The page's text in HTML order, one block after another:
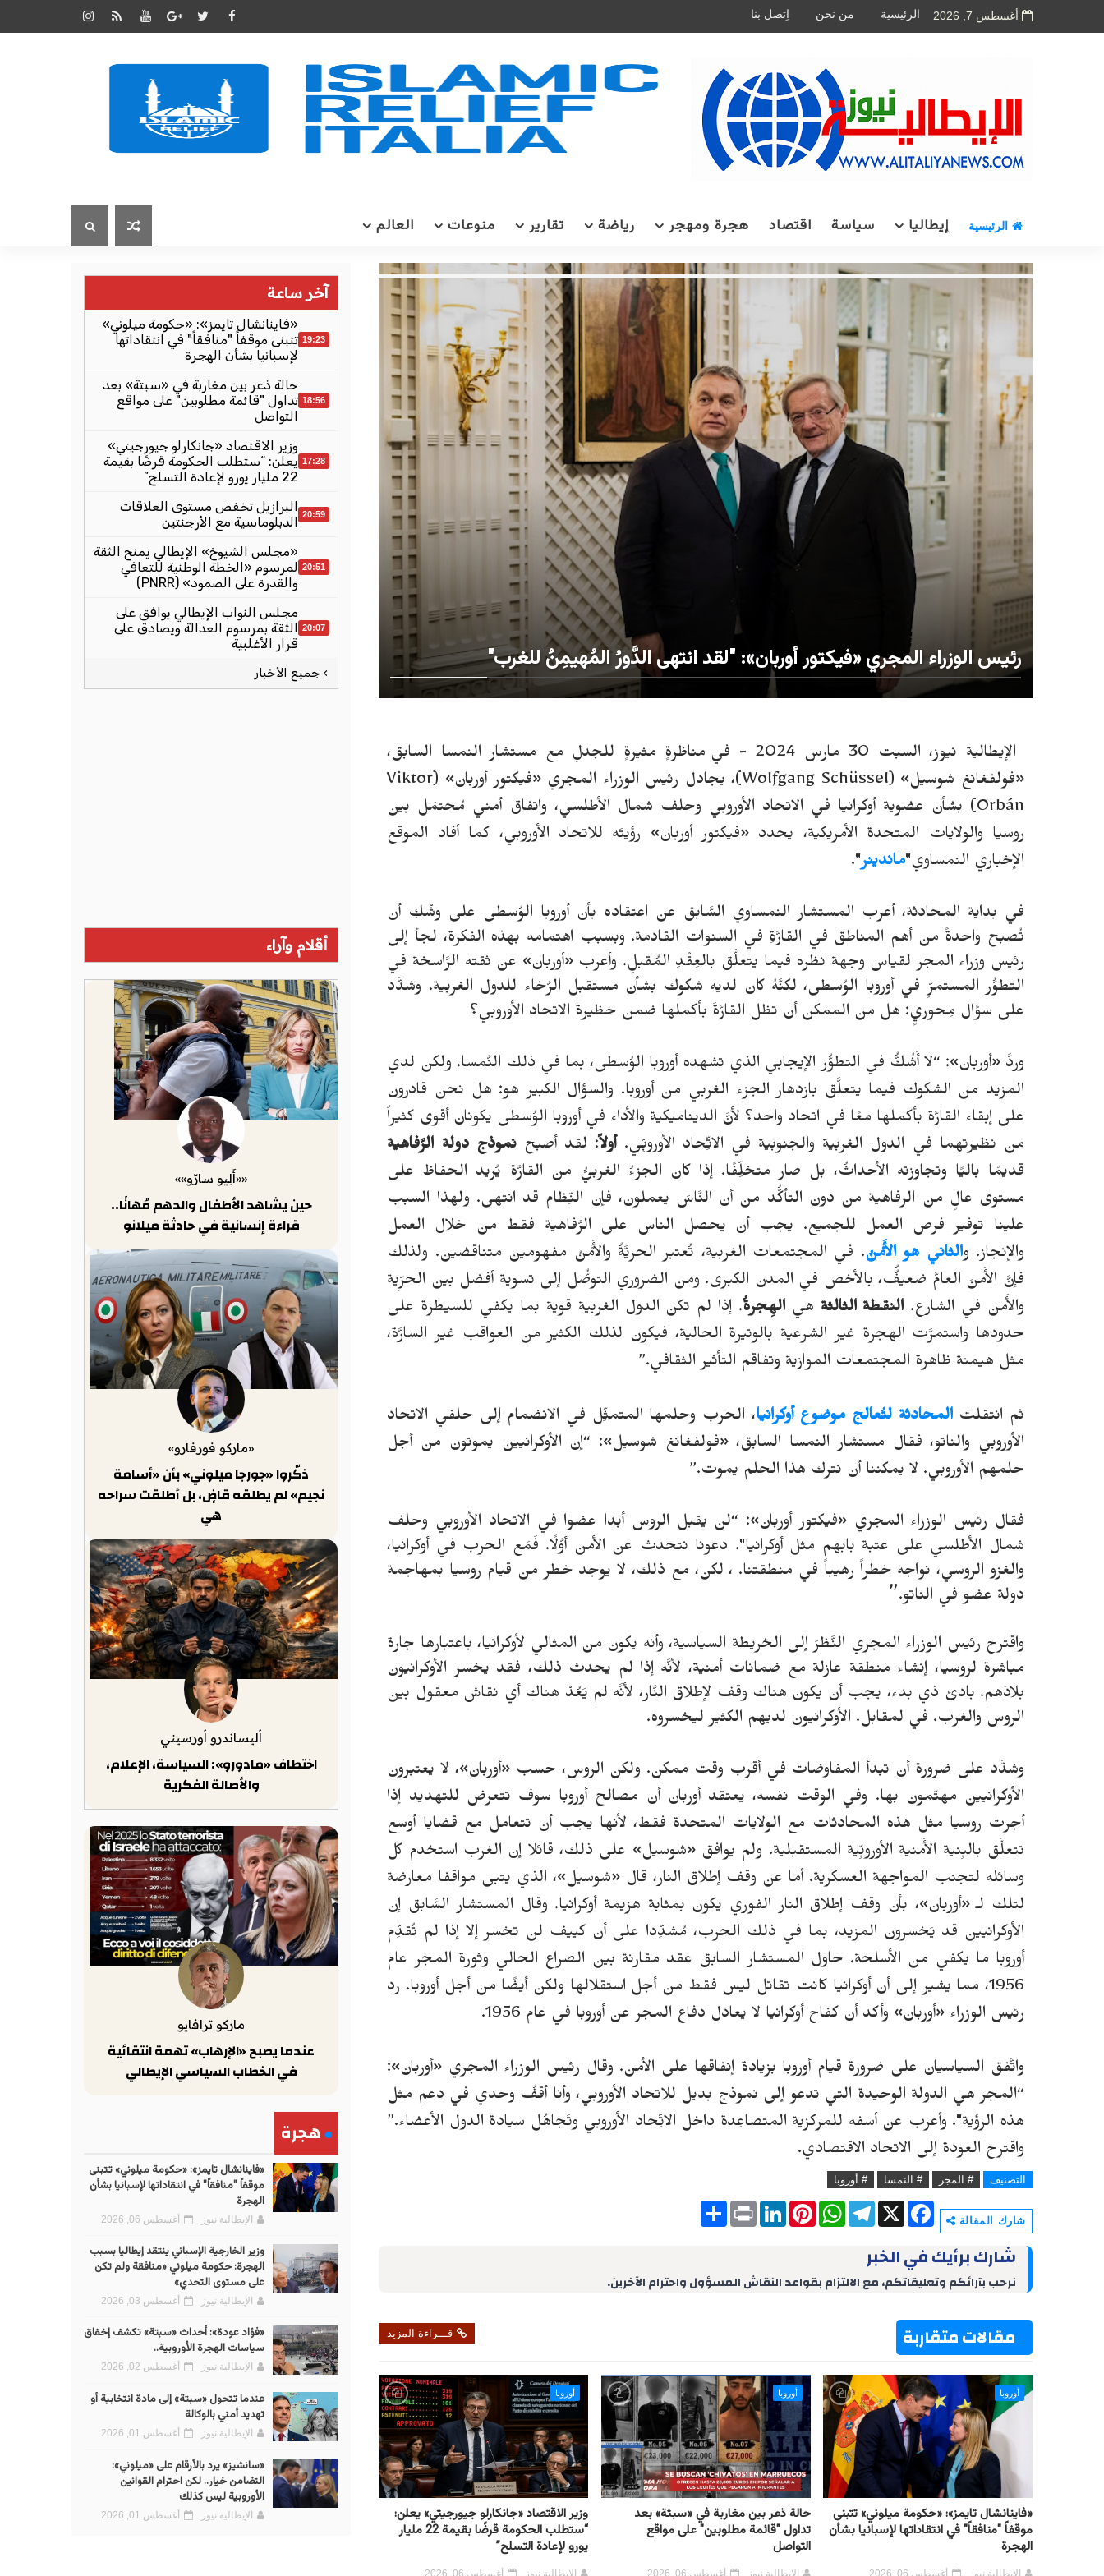
أغسطس 7, 2026 الرئيسية من نحن اِتصل بنا
الرئيسية إيطاليا سياسة اقتصاد هجرة ومهجر رياضة تقارير منوعات العالم
رئيس الوزراء المجري «فيكتور أوربان»: "لقد انتهى الدَّورُ المُهيمِنُ للغرب"
الإيطالية نيوز، السبت 30 مارس 2024 -
في مناظرةٍ مثيرةٍ للجدلِ مع مستشار النمسا السابق،
«فولفغانغ شوسيل» (Wolfgang Schüssel)، يجادل رئيس الوزراء المجري «فيكتور أوربان» (Viktor
Orbán) بشأن عضوية أوكرانيا في الاتحاد الأوروبي وحلف شمال الأطلسي، واتفاق أمني مُحتمَل بين
روسيا والولايات المتحدة الأمريكية، يحدد «فيكتور أوربان» رؤيتَه للاتحاد الأوروبي، كما أفاد الموقع
الإخباري النمساوي"ماندينر".
في بداية المحادثة، أعرب المستشار النمساوي السَّابق عن اعتقاده بأن أوروبا الوُسطى على وشْكِ أن
تُصبح واحدةً من أهم المناطق في القارَّةِ في السنوات القادمة. وبسبب اهتمامه بهذه الفكرة، لجأ إلى
رئيس وزراء المجر لقياس وجهة نظره فيما يتعلَّق بالعِقْدِ المُقبلِ. وأعرب «أوربان» عن ثقته الرَّاسخة في
التطوُّر المستمرِّ في أوروبا الوُسطى، لكنَّهُ كان لديه شكوك بشأن مستقبل الرَّخاء للدول الغربية. وشدَّد
على سؤال مِحوريٍ: هل من الممكن أن تظل القارَّةَ بأكملها ضمن حظيرة الاتحاد الأوروبي؟
وردَّ «أوربان»: “لا أَشُكُّ في التطوُّر الإيجابي الذي تشهده أوروبا الوُسطى، بما في ذلك النَّمسا. ولكن لدي
المزيد من الشكوك فيما يتعلَّق بازدهار الجزء الغربي من أوروبا. والسؤال الكبير هو: هل نحن قادرون
على إبقاء القارَّة بأكملها معًا في اتحاد واحد؟ لأنَّ الديناميكية والأداء في أوروبا الوُسطى يكونان أقوى كثيراً
من نظيرتهما في الدول الغربية والجنوبية في الاتِّحاد الأوروبِّي. أولاً: لقد أصبحنموذج دولة الرَّفاهية
قديمًا باليًا وتجاوزته الأحداثُ، بل صار متخلِّفًا. إذا كان الجزءُ الغربيُّ من القارَّة يُريد الحفاظ على
مستوى عالٍ من الرفاهية من دون التأكُّد من أن النَّاسَ يعملون، فإن النِّظام قد انتهى. ولهذا السبب
علينا توفير فرص العمل للجميع. يجب أن يحصل الناس على الرَّفاهية فقط من خلال العمل
والإنجاز. والثاني هوالأَمْنُ. في المجتمعات الغربية، تُعتبر الحريَّةُ والأَمْنُ مفهومين متناقضين. ولذلك
فإنَّ الأَمنَ العامَّ ضعيفُُ، بالأخص في المدن الكبرى. ومن الضروري التوصُّل إلى تسوية أفضل بين الحرِّية
والأَمن في الشارع. النقطة الثالثة هي الهِجرةُ. إذا لم تكن الدول الغربية قوية بما يكفي للسيطرة على
حدودها واستمرَّت الهجرة غير الشرعية بالوتيرة الحالية، فيكون لذلك الكثير من العواقب غير السارَّة،
مثل هيمنة ظاهرة المجتمعات الموازية وتفاقم التأثير الثقافي.”
ثم انتقلتالمحادثة لتُعالج موضوع أوكرانيا، الحرب وحلمها المتمثِّل في الانضمام إلى حلفي الاتحاد
الأوروبي والناتو، فقال مستشار النمسا السابق، «فولفغانغ شوسيل»: “إن الأوكرانيين يموتون من أجل
حلمهم الأوروبي. لا يمكننا أن نترك هذا الحلم يموت.”
فقال رئيس الوزراء المجري «فيكتور أوربان»: “لن يقبل الروس أبدا عضوا في الاتحاد الأوروبي وحلف
شمال الأطلسي على عتبة بابهم مثل أوكرانيا". دعونا نتحدث عن الأمن أوَّلًا. فَمَع الحرب في أوكرانيا،
والغزو الروسي، نواجه خطراً رهيباً في منطقتنا. ، لكن، مع ذلك، لا يوجد خطر من قيام روسيا بمهاجمة
دولة عضو في الناتو.”
واقترح رئيس الوزراء المجري النَّظرَ إلى الخريطة السياسية، وأنه يكون من المثالي لأوكرانيا، باعتبارها جارة
مباشرة لروسيا، إنشاء منطقة عازلة مع ضمانات أمنية، لأنَّه إذا لم يحدث ذلك، فقد يخسر الأوكرانيون
بلادَهم. بادئ ذي بدء، يجب أن يكون هناك وقف لإطلاق النَّار، لأنَّه لم يَعُدْ هناك أي نقاش معقول بين
الروس والغرب. في لمقابل. الأوكرانيون لديهم الكثير ليخسروه.
وشدَّد على ضرورة أن تبدأ المفاوضات في أقرب وقت ممكن. ولكن الروس، حسب «أوربان»، لا يعتبرون
الأوكرانيين مهتّمون بها. وفي الوقت نفسه، يعتقد أوربان أن مصالح أوروبا سوف تتعرض للتهديد إذا
أجرت روسيا مثل هذه المحادثات مع الولايات المتحدة فقط، لأنها يجب أن تتعامل مع قضايا أوسع
تتعلَّق بالبِنية الأَمنية الأوروبِّية المستقبلية. ولم يوافق«شوسيل» على ذلك، قائلا إن الغرب استخدم كل
وسائله لتجنب المواجهة العسكرية. أما عن وقف إطلاق النار، قال «شوسيل»، الذي يتبى مواقفا معارضة
لتلك لـ «أوربان»، بأن وقف إطلاق النار الفوري يكون بمثابة هزيمة أوكرانيا. وقال المستشار السَّابق إن
الأوكرانيين قد يَخسرون المزيد، بما في ذلك الحرب، مُشدِّدا على أن كييف لن تخسر إلا إذا لم تُقدِّم
أوروبا ما يكفي من الأسلحة. حاول المستشار السابق عقد مقارنة بين الصراع الحالي وثورة المجر عام
1956، مما يشير إلى أن أوكرانيا كانت تقاتل ليس فقط من أجل استقلالها ولكن أيضًا من أجل أوروبا. رد
رئيس الوزراء «أوربان» وأكد أن كفاح أوكرانيا لا يعادل دفاع المجر عن أوروبا في عام 1956.
واتَّفق السياسيان على ضرورة قيام أوروبا بزيادة إنفاقها على الأمن. وقال رئيس الوزراء المجري «أوربان»:
“المجر هي الدولة الوحيدة التي تدعو إلى نموذج بديل للاتحاد الأوروبي، وأنا أقفُ وحدي في دعم مثل
هذه الرؤية". وأعرب عن أسفه للمركزية المتصاعِدة داخل الاتِّحاد الأوروبي وتَجاهُل سيادة الدول الأعضاء.”
واقترح العودة إلى الاتحاد الاقتصادي.
التصنيف # المجر # النمسا # أوروبا
شارك المقالة
S
h
P
r
L
I
P
e
W
h
p
T
e
g
a
X
F
a
b
o
شارك برأيك في الخبر
نرحب بآرائكم وتعليقاتكم، مع الالتزام بقواعد النقاش المسؤول واحترام الآخرين.
مقالات متقاربة قـــراءة المزيد
أوروبا
«فاينانشال تايمز»: «حكومة ميلوني» تتبنى
موقفاً "منافقاً" في انتقاداتها لإسبانيا بشأن
الهجرة
الإيطالية نيوز أغسطس 06, 2026
أوروبا
حالة ذعر بين مغاربة في «سبتة» بعد
تداول "قائمة مطلوبين" على مواقع
التواصل
الإيطالية نيوز أغسطس 06, 2026
أوروبا
وزير الاقتصاد «جانكارلو جيورجيتي» يعلن:
“ستطلب الحكومة قرضًا بقيمة 22 مليار
يورو لإعادة التسلح”
الإيطالية نيوز أغسطس 06, 2026
آخر ساعة
19:23
«فاينانشال تايمز»: «حكومة ميلوني»
تتبنى موقفاً "منافقاً" في انتقاداتها
لإسبانيا بشأن الهجرة
18:56
حالة ذعر بين مغاربة في «سبتة» بعد
تداول "قائمة مطلوبين" على مواقع
التواصل
17:28
وزير الاقتصاد «جانكارلو جيورجيتي»
يعلن: “ستطلب الحكومة قرضًا بقيمة
22 مليار يورو لإعادة التسلح”
20:59 البرازيل تخفض مستوى العلاقات
الدبلوماسية مع الأرجنتين
20:51
«مجلس الشيوخ» الإيطالي يمنح الثقة
لمرسوم «الخطة الوطنية للتعافي
والقدرة على الصمود» (PNRR)
20:07
مجلس النواب الإيطالي يوافق على
الثقة بمرسوم العدالة ويصادق على
قرار الأغلبية
› جميع الأخبار
أقلام وآراء
««أَلِيو سارّو»»
حين يشاهد الأطفال والدهم مُهانًا..
قراءة إنسانية في حادثة ميلانو
«ماركو فورفارو»
ذكّروا «جورجا ميلوني» بأن «أسامة
نجيم» لم يطلقه قاضٍ، بل أطلقت سراحه
هي
أليساندرو أورسيني
اختطاف «مادورو»: السياسة، الإعلام،
والأصالة الفكرية
ماركو ترافايو
عندما يصبح «الإرهاب» تهمة انتقائية
في الخطاب السياسي الإيطالي
هجرة
«فاينانشال تايمز»: «حكومة ميلوني» تتبنى
موقفاً "منافقاً" في انتقاداتها لإسبانيا بشأن
الهجرة
الإيطالية نيوز أغسطس 06, 2026
وزير الخارجية الإسباني ينتقد إيطاليا بسبب
الهجرة: حكومة ميلوني «منافقة ولم تكن
على مستوى التحدي»
الإيطالية نيوز أغسطس 03, 2026
«فؤاد عودة»: أحداث «سبتة» تكشف إخفاق
سياسات الهجرة الأوروبية..
الإيطالية نيوز أغسطس 02, 2026
عندما تتحول «سبتة» إلى مادة انتخابية أو
تهديد أمني بالوكالة
الإيطالية نيوز أغسطس 01, 2026
«سانشيز» يرد بالأرقام على «ميلوني»:
التضامن خيار.. لكن احترام القوانين
الأوروبية ليس كذلك
الإيطالية نيوز أغسطس 01, 2026